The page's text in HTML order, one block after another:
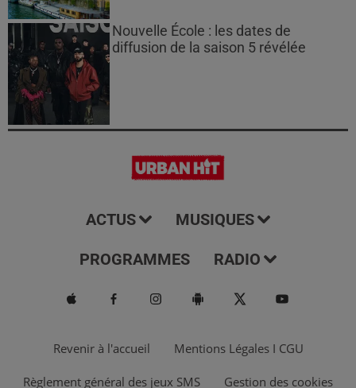
Nouvelle École : les dates de
diffusion de la saison 5 révélée
ACTUS MUSIQUES
PROGRAMMES RADIO
Revenir à l'accueil Mentions Légales I CGU
Règlement général des jeux SMS Gestion des cookies